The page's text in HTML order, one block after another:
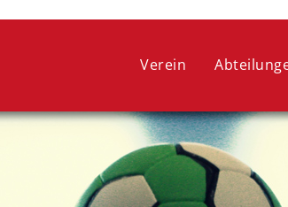
Webseitenerlebnis zu bieten. Dazu
zu anonymen Statistikzwecken genutzt
COOKIE-EINSTELLUNGEN
ALLE ABLEHNEN
Verein